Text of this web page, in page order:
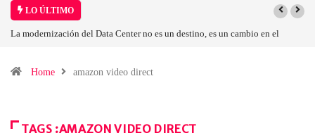
LO ÚLTIMO
La modernización del Data Center no es un destino, es un cambio en el
Home
amazon video direct
TAGS :AMAZON VIDEO DIRECT